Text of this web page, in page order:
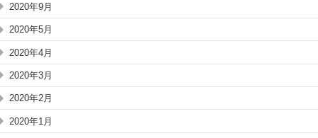
2020年9月
2020年5月
2020年4月
2020年3月
2020年2月
2020年1月